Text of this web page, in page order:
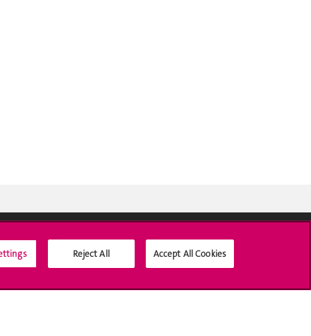
Médias sociaux UNIGE
Reject All Accept All Cookies